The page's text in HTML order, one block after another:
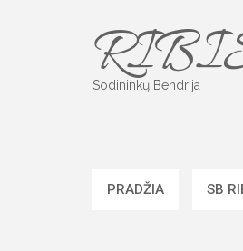
Sodininkų Bendrija
PRADŽIA SB